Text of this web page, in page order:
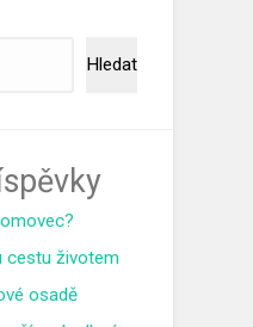
Hledat
cestu životem
osadě